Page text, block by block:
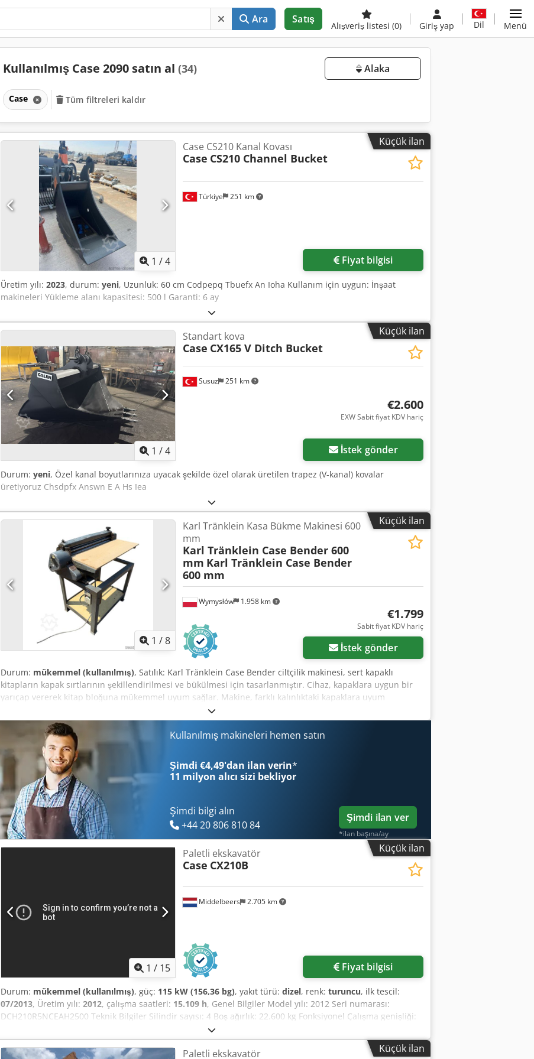
Ara Satış
Alışveriş listesi (0) Giriş yap Dil Menü
Kullanılmış Case 2090 satın al (34) Alaka
Case Tüm filtreleri kaldır
Küçük ilan
1 /4
Türkiye 251 km
Case CS210 Kanal Kovası
Case CS210 Channel Bucket
Fiyat bilgisi
Üretim yılı: 2023, durum: yeni, Uzunluk: 60 cm Codpepq Tbuefx An Ioha Kullanım için uygun: İnşaat
makineleri Yükleme alanı kapasitesi: 500 l Garanti: 6 ay
Küçük ilan
1 /4
Susuz 251 km
Standart kova
Case CX165 V Ditch Bucket
€2.600
EXW Sabit fiyat KDV hariç
İstek gönder
Durum: yeni, Özel kanal boyutlarınıza uyacak şekilde özel olarak üretilen trapez (V-kanal) kovalar
üretiyoruz Chsdpfx Answn E A Hs Iea
Küçük ilan
1 /8
Wymysłów 1.958 km
Karl Tränklein Kasa Bükme Makinesi 600
mm
Karl Tränklein Case Bender 600
mm Karl Tränklein Case Bender
600 mm
€1.799
Sabit fiyat KDV hariç
İstek gönder
Durum: mükemmel (kullanılmış), Satılık: Karl Tränklein Case Bender ciltçilik makinesi, sert kapaklı
kitapların kapak sırtlarının şekillendirilmesi ve bükülmesi için tasarlanmıştır. Cihaz, kapaklara uygun bir
yarıçap vererek kitap bloğuna mükemmel uyum sağlar. Makine, farklı kalınlıktaki kapaklara uyum
sağlayabilen ayarlanabilir makaralarla donatılmıştır. Sağlam, dökme demir konstrüksiyon yüksek
hassasiyet ve uzun ömür sunar. Teknik veriler: Üretici: Karl Tränklein Tip: Case Bender / sırt şekillendirme
makinesi Çalışma genişliği: yaklaşık 600 mm Makaralar için baskı ayarı Sağlam dökme demir gövde Elektrik
tahrikli Çalışma masası Durum: kullanılmış Uygulama alanları: Csdjziwnbspfx An Isha sert kapaklı kitap
üretimi, ciltçilik atölyeleri, matbaalar, basım tesisleri, albüm, katalog ve kapak üretimi.
Kullanılmış makineleri hemen satın
Şimdi €4,49'dan ilan verin*
11 milyon alıcı sizi bekliyor
Şimdi bilgi alın
+44 20 806 810 84
Şimdi ilan ver
*ilan başına/ay
Küçük ilan
1 / 15
Middelbeers 2.705 km
Paletli ekskavatör
Case CX210B
Fiyat bilgisi
Durum: mükemmel (kullanılmış), güç: 115 kW (156,36 bg), yakıt türü: dizel, renk: turuncu, ilk tescil:
07/2013, Üretim yılı: 2012, çalışma saatleri: 15.109 h, Genel Bilgiler Model yılı: 2012 Seri numarası:
DCH210R5NCEAH2500 Teknik Bilgiler Silindir sayısı: 4 Boş ağırlık: 22.600 kg Fonksiyonel Çalışma genişliği:
300 cm CE Sertifikası: evet Durum Teknik durumu: çok iyi Görsel durumu: çok iyi Finansal Bilgiler Fiyat:
Talep üzerine Garanti Garanti: İlk elden, eksiksiz servis geçmişi, hemen kullanıma hazır! - Paletli yürüyüş
aksamında %80 oranında ömür - 3 kova dahil: 1300 mm, 450 mm ve 2000 mm hendek temizleme kovası
Küçük ilan
Paletli ekskavatör